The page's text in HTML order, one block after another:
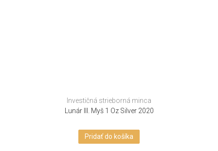
Investičná strieborná minca
Lunár III. Myš 1 Oz Silver 2020
Pridať do košíka